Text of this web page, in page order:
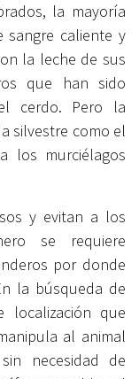
la mayoría
caliente y
la leche de sus
que han sido
cerdo. Pero la
silvestre como el
los murciélagos
y evitan a los
se requiere
por donde
la búsqueda de
localización que
al animal
necesidad de